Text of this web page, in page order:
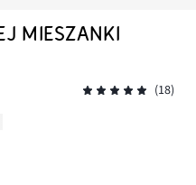
MIESZANKI
(18)